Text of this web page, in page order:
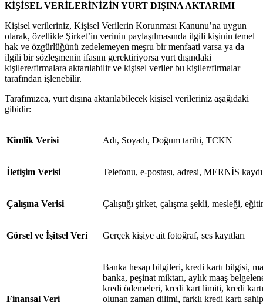
KİŞİSEL VERİLERİNİZİN YURT DIŞINA AKTARIMI
Kişisel verileriniz, Kişisel Verilerin Korunması Kanunu’na uygun
olarak, özellikle Şirket’in verinin paylaşılmasında ilgili kişinin temel
hak ve özgürlüğünü zedelemeyen meşru bir menfaati varsa ya da
ilgili bir sözleşmenin ifasını gerektiriyorsa yurt dışındaki
kişilere/firmalara aktarılabilir ve kişisel veriler bu kişiler/firmalar
tarafından işlenebilir.
Tarafımızca, yurt dışına aktarılabilecek kişisel verileriniz aşağıdaki
gibidir:
Kimlik Verisi Adı, Soyadı, Doğum tarihi, TCKN
İletişim Verisi Telefonu, e-postası, adresi, MERNİS kaydı
Çalışma Verisi Çalıştığı şirket, çalışma şekli, mesleği,
Görsel ve İşitsel Veri Gerçek kişiye ait fotoğraf, ses kayıtları
Finansal Veri
Banka hesap bilgileri, kredi kartı bilgisi,
banka, peşinat miktarı, aylık maaş
kredi ödemeleri, kredi kart limiti, kredi
olunan zaman dilimi, farklı kredi kartı